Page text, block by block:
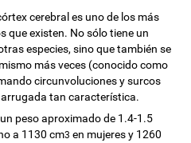
cerebral es uno de los más
que existen. No sólo tiene un
especies, sino que también se
más veces (conocido como
circunvoluciones y surcos
tan característica.
peso aproximado de 1.4-1.5
a 1130 cm3 en mujeres y 1260